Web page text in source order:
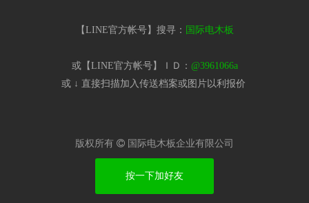
【LINE官方帐号】搜寻： 国际电木板
或【LINE官方帐号】ＩＤ： @3961066a
或 ↓ 直接扫描加入传送档案或图片以利报价​
版权所有  国际电木板企业有限公司
按一下加好友